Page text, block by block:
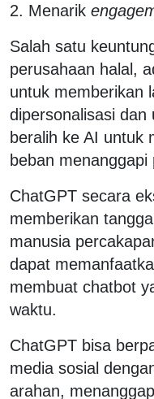
2. Menarik
Salah satu
perusahaan halal,
untuk memberikan
dipersonalisasi dan
beralih ke AI untuk
beban
ChatGPT secara
memberikan
manusia
dapat
membuat chatbot
waktu.
ChatGPT bisa
media sosial
arahan,